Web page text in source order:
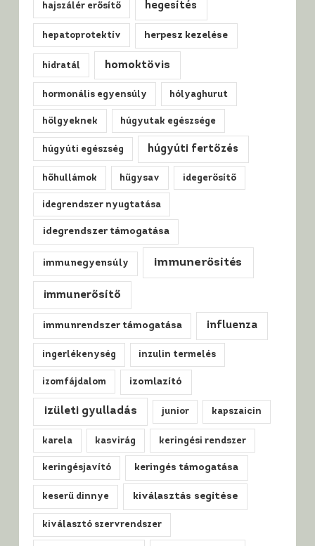
hajszálér erősítő hegesítés
hepatoprotektív herpesz kezelése
hidratál homoktövis
hormonális egyensúly hólyaghurut
hölgyeknek húgyutak egészsége
húgyúti egészség húgyúti fertőzés
hőhullámok hűgysav idegerősítő
idegrendszer nyugtatása
idegrendszer támogatása
immunegyensúly immunerősítés
immunerősítő
immunrendszer támogatása influenza
ingerlékenység inzulin termelés
izomfájdalom izomlazító
izületi gyulladás junior kapszaicin
karela kasvirág keringési rendszer
keringésjavító keringés támogatása
keserű dinnye kiválasztás segítése
kiválasztó szervrendszer